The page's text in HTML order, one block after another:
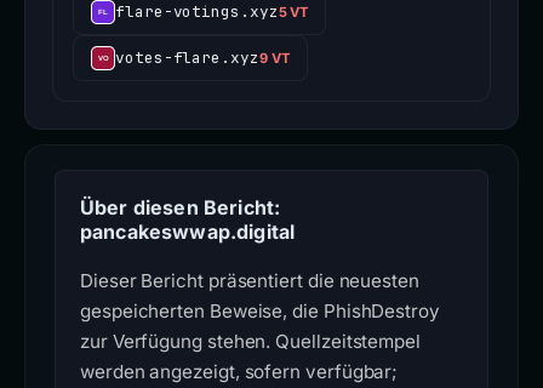
flare-votings.xyz5 VT
votes-flare.xyz9 VT
Über diesen Bericht:
pancakeswwap.digital
Dieser Bericht präsentiert die neuesten
gespeicherten Beweise, die PhishDestroy
zur Verfügung stehen. Quellzeitstempel
werden angezeigt, sofern verfügbar;